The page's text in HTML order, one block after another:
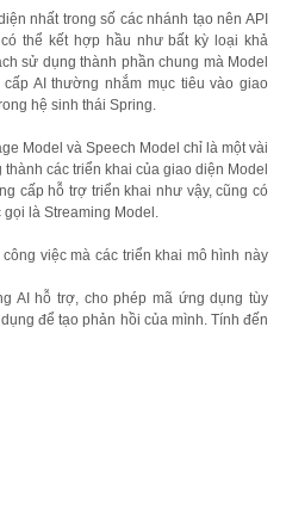
nhất trong số các nhánh tạo nên API
thể kết hợp hầu như bất kỳ loại khả
sử dụng thành phần chung mà Model
AI thường nhắm mục tiêu vào giao
hệ sinh thái Spring.
Model và Speech Model chỉ là một vài
các triển khai của giao diện Model
cấp hỗ trợ triển khai như vậy, cũng có
là Streaming Model.
việc mà các triển khai mô hình này
AI hỗ trợ, cho phép mã ứng dụng tùy
để tạo phản hồi của mình. Tính đến